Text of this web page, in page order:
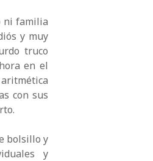
ni familia
y muy
truco
en el
con sus
bolsillo y
y